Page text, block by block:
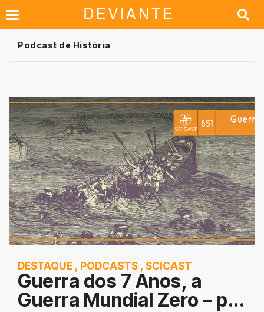
Podcast de História
DESTAQUE , PODCASTS , SCICAST
Guerra dos 7 Anos, a
Guerra Mundial Zero – p...